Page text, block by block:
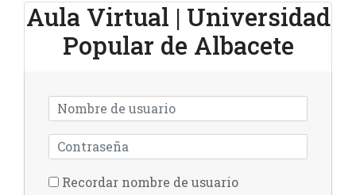
Aula Virtual | Universidad
Popular de Albacete
Nombre de usuario
Contraseña
Recordar nombre de usuario